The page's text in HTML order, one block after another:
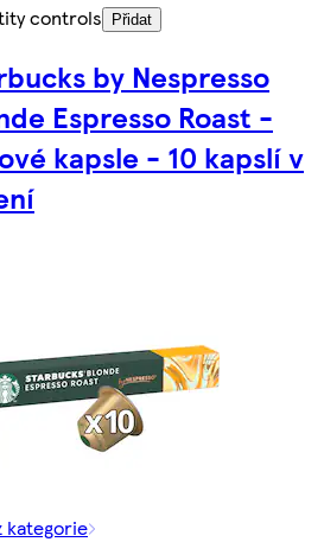
controls
Přidat
by Nespresso
Espresso Roast -
kapsle - 10 kapslí v
kategorie